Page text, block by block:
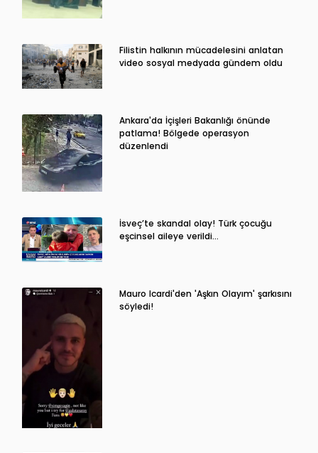
Filistin halkının mücadelesini anlatan
video sosyal medyada gündem oldu
Ankara'da İçişleri Bakanlığı önünde
patlama! Bölgede operasyon
düzenlendi
İsveç’te skandal olay! Türk çocuğu
eşcinsel aileye verildi…
Mauro Icardi'den 'Aşkın Olayım' şarkısını
söyledi!